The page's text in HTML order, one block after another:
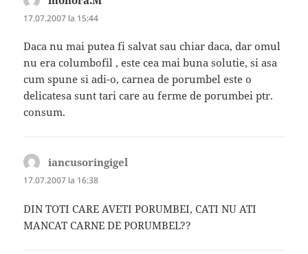
17.07.2007 la 15:44
Daca nu mai putea fi salvat sau chiar daca, dar omul
nu era columbofil , este cea mai buna solutie, si asa
cum spune si adi-o, carnea de porumbel este o
delicatesa sunt tari care au ferme de porumbei ptr.
consum.
iancusoringigel
17.07.2007 la 16:38
DIN TOTI CARE AVETI PORUMBEI, CATI NU ATI
MANCAT CARNE DE PORUMBEL??